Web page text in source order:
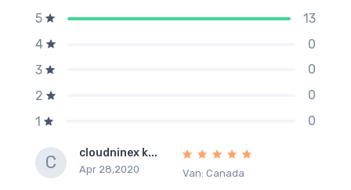
5
13
4
0
3
0
2
0
1
0
C cloudninex k...
Apr 28,2020 Van: Canada